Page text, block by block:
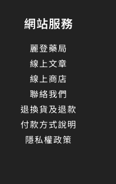
網站服務
麗登藥局
線上文章
線上商店
聯絡我們
退換貨及退款
付款方式說明
隱私權政策